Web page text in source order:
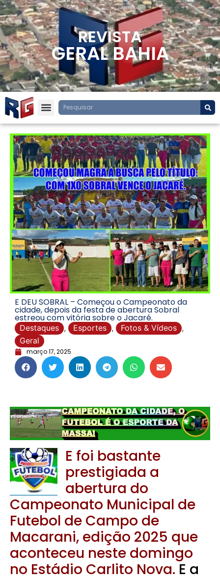
REVISTA
GERAL BAHIA
E DEU SOBRAL – Começou o Campeonato da
cidade, depois da festa de abertura Sobral
estreou com vitória sobre o Jacaré.
Destaques , Esportes , Fotos & Vídeos ,
Geral
março 17, 2025
E foi bastante
prestigiada a
abertura do
Campeonato Municipal de
Futebol de Campo de
Macarani, edição 2025 que
aconteceu neste domingo
no Estádio Carlito Nova. E a